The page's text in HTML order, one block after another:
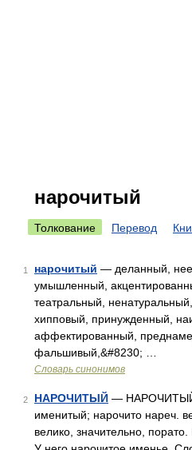
нарочитый
Толкование Перевод
1 нарочитый — деланный,
умышленный,
театральный,
хипповый, принужденный,
аффектированный,
фальшивый,&#8230; …
Словарь синонимов
2 НАРОЧИТЫЙ — НАРОЧИТЫЙ,
именитый; нарочито нареч.
велико, значительно,